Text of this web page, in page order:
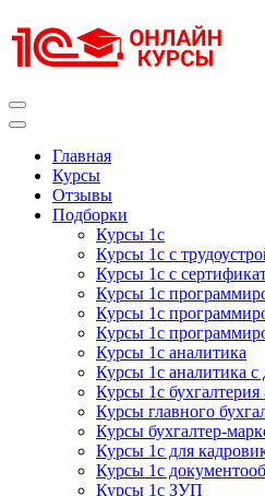
к
содержимому
Главная
Курсы
Отзывы
Подборки
Курсы 1с
Курсы 1с с
Курсы 1с с
Курсы 1с
Курсы 1с
Курсы 1с
Курсы 1с аналитика
Курсы 1с аналитика
Курсы 1с бухгалтерия
Курсы главного
Курсы бухгалтер-
Курсы 1с для
Курсы 1с
Курсы 1с ЗУП